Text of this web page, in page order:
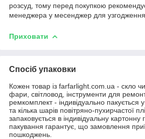
розсуд, тому перед покупкою
менеджера у месенджер для узгодження
Приховати
Спосіб упаковки
Кожен товар із farfarlight.com.ua - скло
фари, світловод, інструменти для
ремкомплект - індивідуально пакується
та кілька шарів повітряно-пухирчастої
запаковується в індивідуальну
пакування гарантує, що замовлення
пошкоджень.